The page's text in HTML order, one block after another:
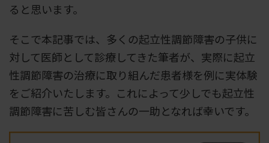
ると思います。
そこで本記事では、多くの起立性調節障害の子供に
対して医師として診療してきた筆者が、実際に起立
性調節障害の治療に取り組んだ患者様を例に実体験
をご紹介いたします。これによって少しでも起立性
調節障害に苦しむ皆さんの一助となれば幸いです。